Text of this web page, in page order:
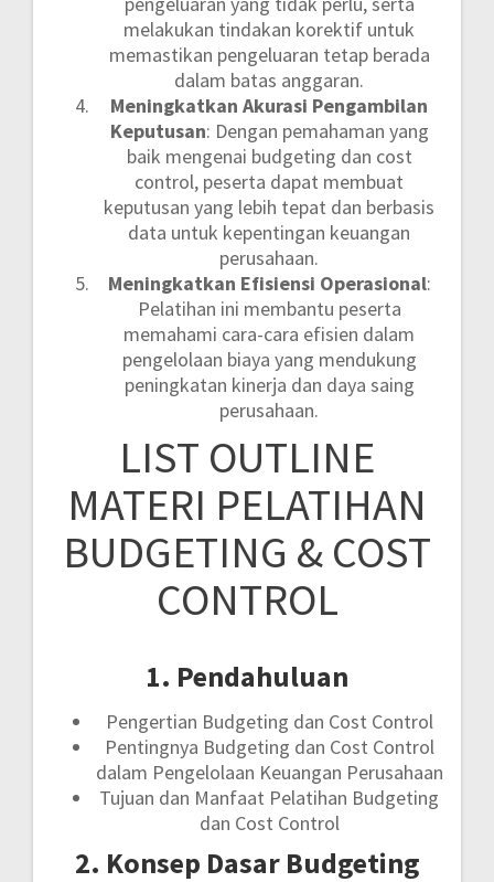
melakukan tindakan korektif untuk
memastikan pengeluaran tetap berada
dalam batas anggaran.
Meningkatkan Akurasi Pengambilan
Keputusan: Dengan pemahaman yang
baik mengenai budgeting dan cost
control, peserta dapat membuat
keputusan yang lebih tepat dan berbasis
data untuk kepentingan keuangan
perusahaan.
Meningkatkan Efisiensi Operasional:
Pelatihan ini membantu peserta
memahami cara-cara efisien dalam
pengelolaan biaya yang mendukung
peningkatan kinerja dan daya saing
perusahaan.
LIST OUTLINE
MATERI PELATIHAN
BUDGETING & COST
CONTROL
1. Pendahuluan
Pengertian Budgeting dan Cost Control
Pentingnya Budgeting dan Cost Control
dalam Pengelolaan Keuangan Perusahaan
Tujuan dan Manfaat Pelatihan Budgeting
dan Cost Control
2. Konsep Dasar Budgeting